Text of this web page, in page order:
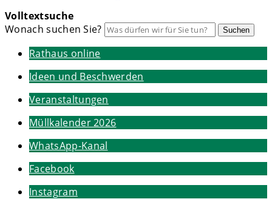
Volltextsuche
Wonach suchen Sie?
Suchen
Rathaus online
Ideen und Beschwerden
Veranstaltungen
Müllkalender 2026
WhatsApp-Kanal
Facebook
Instagram